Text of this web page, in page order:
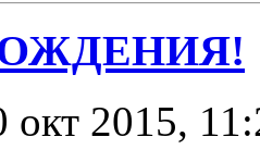
окт 2015,